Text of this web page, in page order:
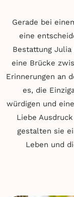
Gerade bei
eine
Bestattung
eine Brücke
Erinnerungen an
es, die
würdigen und
Liebe
gestalten sie
Leben und